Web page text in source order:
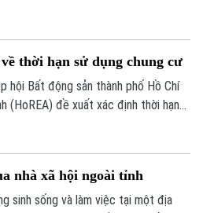
cải tạo của Thủ đô.
thời hạn sử dụng chung cư
hội Bất động sản thành phố Hồ Chí
(HoREA) đề xuất xác định thời hạn
nhà xã hội ngoài tỉnh
sinh sống và làm việc tại một địa